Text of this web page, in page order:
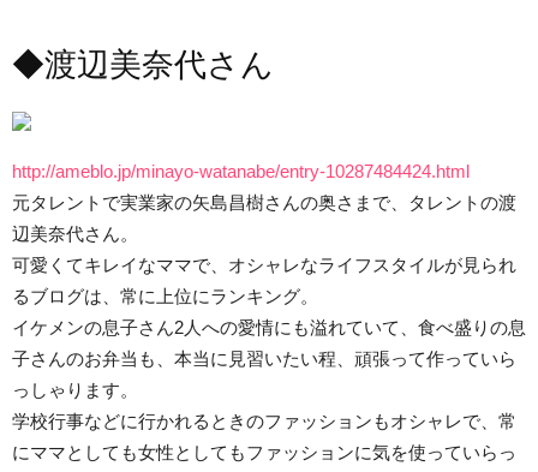
◆渡辺美奈代さん
http://ameblo.jp/minayo-watanabe/entry-10287484424.html
元タレントで実業家の矢島昌樹さんの奥さまで、タレントの渡
辺美奈代さん。
可愛くてキレイなママで、オシャレなライフスタイルが見られ
るブログは、常に上位にランキング。
イケメンの息子さん2人への愛情にも溢れていて、食べ盛りの息
子さんのお弁当も、本当に見習いたい程、頑張って作っていら
っしゃります。
学校行事などに行かれるときのファッションもオシャレで、常
にママとしても女性としてもファッションに気を使っていらっ